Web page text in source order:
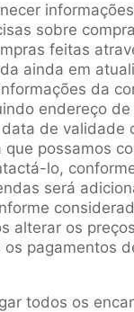
sobre
feitas
ainda em
da
endereço
de validade
que possamos
lo,
será
alterar os
os pagamentos
todos os